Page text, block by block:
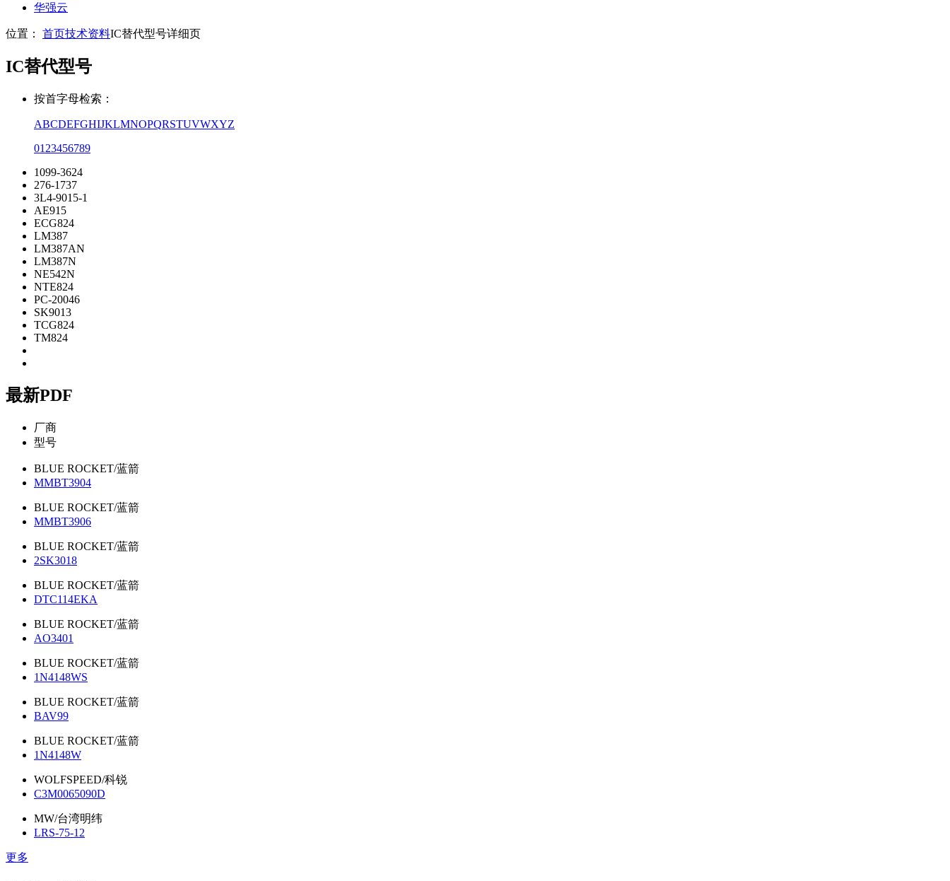
华强云
位置： 首页技术资料IC替代型号详细页
IC替代型号
按首字母检索：
ABCDEFGHIJKLMNOPQRSTUVWXYZ
01 23456789
1099-3624
276-1737
3L4-9015-1
AE915
ECG824
LM387
LM387AN
LM387N
NE542N
NTE824
PC-20046
SK9013
TCG824
TM824
最新PDF
厂商
型号
BLUE ROCKET/蓝箭
MMBT3904
BLUE ROCKET/蓝箭
MMBT3906
BLUE ROCKET/蓝箭
2SK3018
BLUE ROCKET/蓝箭
DTC114EKA
BLUE ROCKET/蓝箭
AO3401
BLUE ROCKET/蓝箭
1N4148WS
BLUE ROCKET/蓝箭
BAV99
BLUE ROCKET/蓝箭
1N4148W
WOLFSPEED/科锐
C3M0065090D
MW/台湾明纬
LRS-75-12
更多